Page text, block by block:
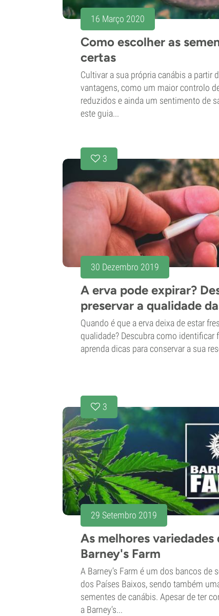
16 Março 2020
Como escolher as
certas
Cultivar a sua própria canábis a partir
vantagens, como um maior controlo
reduzidos e ainda um sentimento de
este guia...
3
30 Dezembro 2019
A erva pode expirar?
preservar a qualidade
Quando é que a erva deixa de estar
qualidade? Descubra como identificar
aprenda dicas para conservar a sua
3
29 Setembro 2019
As melhores variedades
Barney's Farm
A Barney’s Farm é um dos bancos de
dos Países Baixos, sendo também
sementes de canábis. Apesar de ter
a Barney’s...